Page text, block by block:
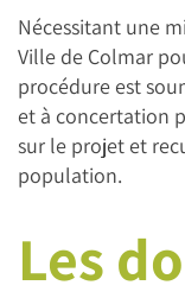
Nécessitant une
Ville de Colmar
procédure est
et à concertation
sur le projet et
population.
Les